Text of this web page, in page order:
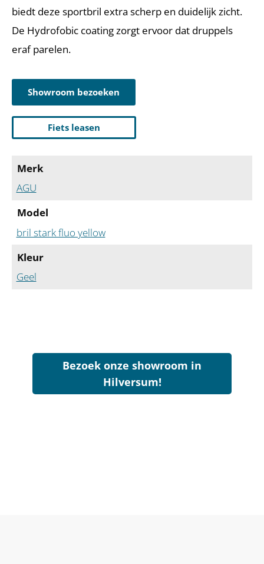
biedt deze sportbril extra scherp en duidelijk zicht.
De Hydrofobic coating zorgt ervoor dat druppels
eraf parelen.
Showroom bezoeken
Fiets leasen
Merk
AGU
Model
bril stark fluo yellow
Kleur
Geel
Bezoek onze showroom in
Hilversum!